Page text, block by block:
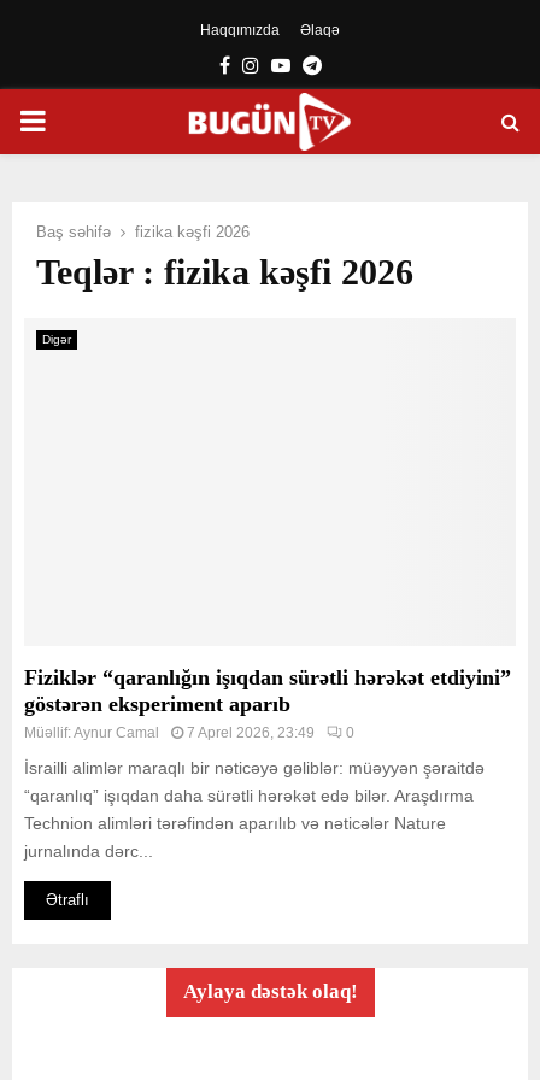
Haqqımızda Əlaqə
Facebook
Instagram
YoutubeTelegram
PRIMARY
Baş səhifə fizika kəşfi 2026
Teqlər : fizika kəşfi 2026
Digər
Fiziklər “qaranlığın işıqdan sürətli hərəkət etdiyini”
göstərən eksperiment aparıb
Müəllif:Aynur Camal 7 Aprel 2026, 23:49 0
İsrailli alimlər maraqlı bir nəticəyə gəliblər: müəyyən şəraitdə
“qaranlıq” işıqdan daha sürətli hərəkət edə bilər. Araşdırma
Technion alimləri tərəfindən aparılıb və nəticələr Nature
jurnalında dərc...
Ətraflı
Aylaya dəstək olaq!